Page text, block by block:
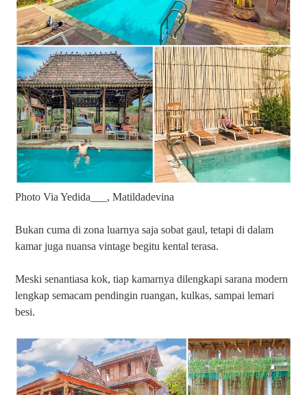
Photo Via Yedida___, Matildadevina
Bukan cuma di zona luarnya saja sobat gaul, tetapi di dalam
kamar juga nuansa vintage begitu kental terasa.
Meski senantiasa kok, tiap kamarnya dilengkapi sarana modern
lengkap semacam pendingin ruangan, kulkas, sampai lemari
besi.